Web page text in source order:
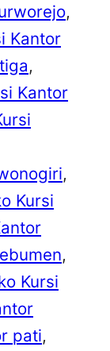
Kantor
Kantor
Kursi
Kursi
pati